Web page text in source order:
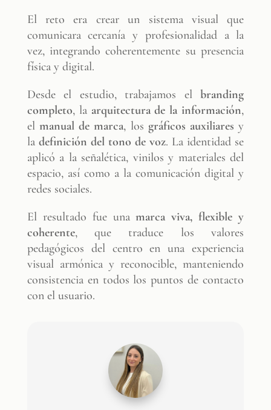
El reto era crear un sistema visual que
comunicara cercanía y profesionalidad a la
vez, integrando coherentemente su presencia
física y digital.
Desde el estudio, trabajamos elbranding
completo, la arquitectura de la información,
el manual de marca, los gráficos auxiliares y
la definición del tono de voz. La identidad se
aplicó a la señalética, vinilos y materiales del
espacio, así como a la comunicación digital y
redes sociales.
El resultado fue unamarca viva, flexible y
coherente, que traduce los valores
pedagógicos del centro en una experiencia
visual armónica y reconocible, manteniendo
consistencia en todos los puntos de contacto
con el usuario.